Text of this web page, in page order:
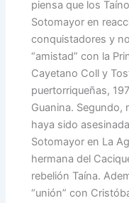
piensa que los
Sotomayor en
conquistadores y
“amistad” con la
Cayetano Coll y
puertorriqueñas,
Guanina. Segundo,
haya sido
Sotomayor en La
hermana del
rebelión Taína.
“unión” con